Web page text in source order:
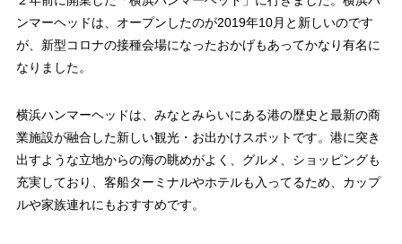
ンマーヘッドは、オープンしたのが2019年10月と新しいのです
が、新型コロナの接種会場になったおかげもあってかなり有名に
なりました。
横浜ハンマーヘッドは、みなとみらいにある港の歴史と最新の商
業施設が融合した新しい観光・お出かけスポットです。港に突き
出すような立地からの海の眺めがよく、グルメ、ショッピングも
充実しており、客船ターミナルやホテルも入ってるため、カップ
ルや家族連れにもおすすめです。